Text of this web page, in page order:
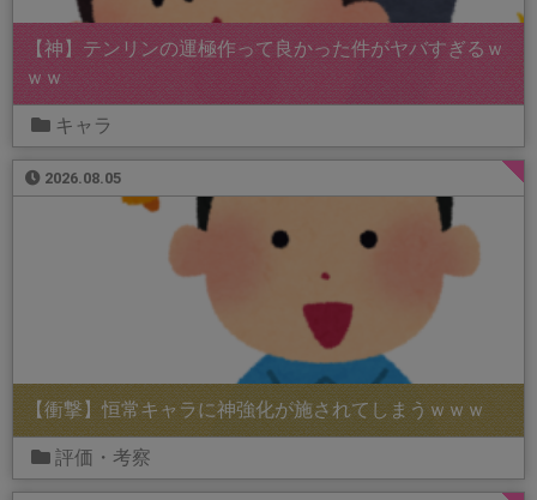
【神】テンリンの運極作って良かった件がヤバすぎるｗ
ｗｗ
キャラ
2026.08.05
【衝撃】恒常キャラに神強化が施されてしまうｗｗｗ
評価・考察